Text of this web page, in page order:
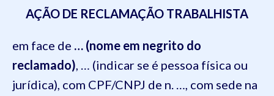
AÇÃO DE RECLAMAÇÃO TRABALHISTA
em face de … (nome em negrito do
reclamado), … (indicar se é pessoa física ou
jurídica), com CPF/CNPJ de n. …, com sede na